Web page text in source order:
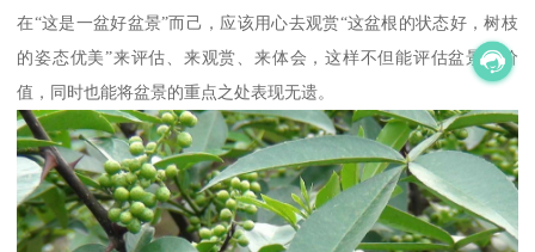
在“这是一盆好盆景”而己，应该用心去观赏“这盆根的状态好，树枝
的姿态优美”来评估、来观赏、来体会，这样不但能评估盆景的价
值，同时也能将盆景的重点之处表现无遗。